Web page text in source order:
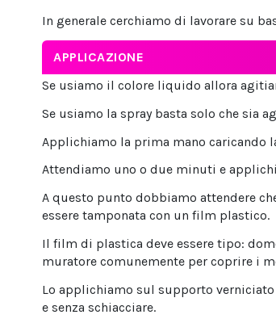
In generale cerchiamo di lavorare su
APPLICAZIONE
Se usiamo il colore liquido allora
Se usiamo la spray basta solo che sia
Applichiamo la prima mano caricando
Attendiamo uno o due minuti e
A questo punto dobbiamo attendere
essere tamponata con un film plastico.
Il film di plastica deve essere tipo:
muratore comunemente per coprire i
Lo applichiamo sul supporto
e senza schiacciare.